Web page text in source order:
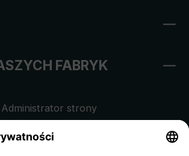
FABRYK
Administrator strony